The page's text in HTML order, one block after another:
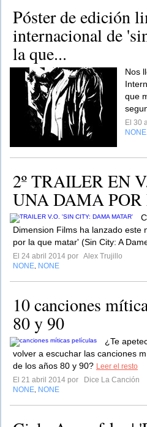
Póster de edición
internacional de
la que...
Nos
que
El 30
NONE
2º TRAILER EN
UNA DAMA
Dimension Films ha lanzado este
por la que matar' (Sin City: A
El 24 abril 2014 por Alex Trujillo
NONE NONE
10 canciones
80 y 90
¿Te
volver a escuchar las canciones
de los años 80 y 90? Leer el resto
El 21 abril 2014 por
Dice La Canción
NONE NONE